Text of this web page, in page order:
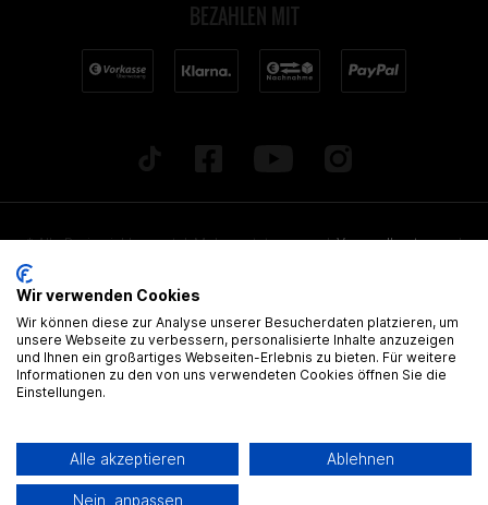
BEZAHLEN MIT
* Alle Preise inkl. gesetzl. Mehrwertsteuer zzgl.Versandkostenund
angegebenen Lieferzeiten beziehen sich auf Deutschland!
Alle Artikel sind, wenn nicht anders gekennzeichnet, ohne
gültige Zulassung
® Alle Markennamen, Warenzeichen und eingetragenen Warenzeichen
sind Eigentum Ihrer rechtmässigen Eigentümer und dienen hier nur der
Beschreibung.
Wir verwenden Cookies
Wir können diese zur Analyse unserer Besucherdaten platzieren, um
unsere Webseite zu verbessern, personalisierte Inhalte anzuzeigen
und Ihnen ein großartiges Webseiten-Erlebnis zu bieten. Für weitere
Informationen zu den von uns verwendeten Cookies öffnen Sie die
Einstellungen.
Alle akzeptieren Ablehnen
Nein, anpassen